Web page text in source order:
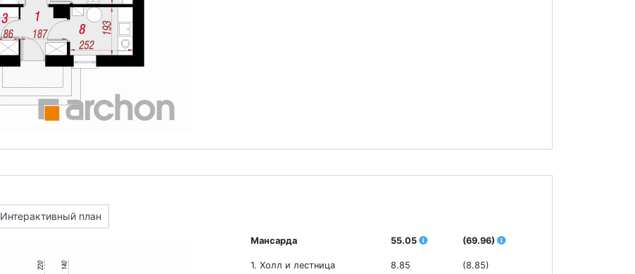
Интерактивный план
Мансарда 55.05 (69.96)
1. Холл и лестница 8.85 (8.85)